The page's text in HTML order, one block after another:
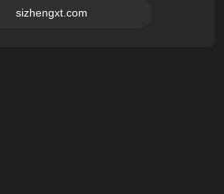
sizhengxt.com